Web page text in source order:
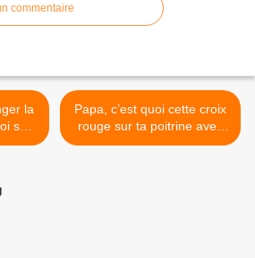
commentaire
sert
Papa, c’est quoi cette croix
rouge sur ta poitrine avec
les dessins et les lettres